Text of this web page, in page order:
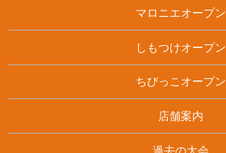
マロニエオープン
しもつけオープン
ちびっこオープン
店舗案内
過去の大会